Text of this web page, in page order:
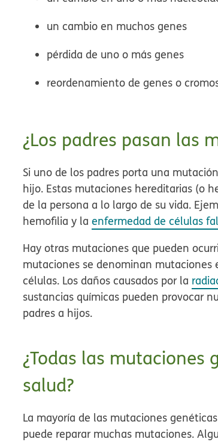
un cambio en muchos genes
pérdida de uno o más genes
reordenamiento de genes o
¿Los padres pasan las
Si uno de los padres porta una
hijo. Estas mutaciones hereditarias (o
de la persona a lo largo de su vida.
hemofilia y laenfermedad de células
Hay otras mutaciones que pueden
mutaciones se denominan mutaciones
células. Los daños causados por la
sustancias químicas pueden provocar
padres a hijos.
¿Todas las mutaciones
salud?
La mayoría de las mutaciones
puede reparar muchas mutaciones.